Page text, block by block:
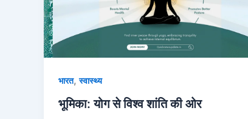
भारत,स्वास्थ्य
भूमिका: योग से विश्व शांति की ओर